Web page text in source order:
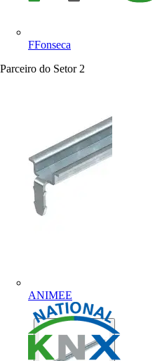
FFonseca
Parceiro do Setor 2
ANIMEE